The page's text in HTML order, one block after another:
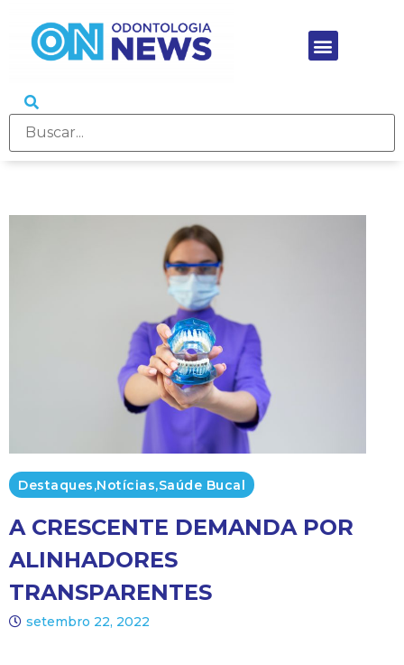
Destaques,Notícias,Saúde Bucal
A CRESCENTE DEMANDA POR
ALINHADORES
TRANSPARENTES
setembro 22, 2022